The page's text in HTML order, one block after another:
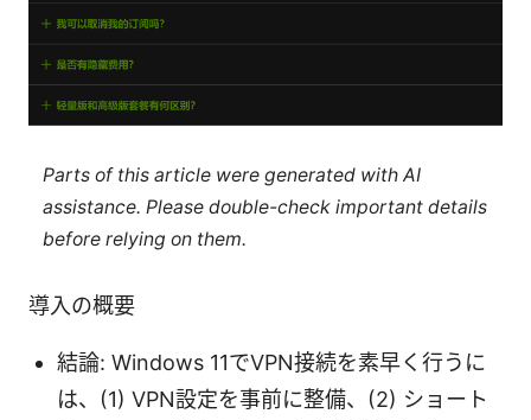
Parts of this article were generated with AI
assistance. Please double-check important details
before relying on them.
導入の概要
結論: Windows 11でVPN接続を素早く行うに
は、(1) VPN設定を事前に整備、(2) ショート